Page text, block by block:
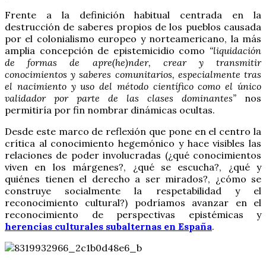
Frente a la definición habitual centrada en la
destrucción de saberes propios de los pueblos causada
por el colonialismo europeo y norteamericano, la más
amplia concepción de epistemicidio como “liquidación
de formas de apre(he)nder, crear y transmitir
conocimientos y saberes comunitarios, especialmente tras
el nacimiento y uso del método científico como el único
validador por parte de las clases dominantes” nos
permitiría por fin nombrar dinámicas ocultas.
Desde este marco de reflexión que pone en el centro la
crítica al conocimiento hegemónico y hace visibles las
relaciones de poder involucradas (¿qué conocimientos
viven en los márgenes?, ¿qué se escucha?, ¿qué y
quiénes tienen el derecho a ser mirados?, ¿cómo se
construye socialmente la respetabilidad y el
reconocimiento cultural?) podríamos avanzar en el
reconocimiento de perspectivas epistémicas y
herencias culturales subalternas en España.